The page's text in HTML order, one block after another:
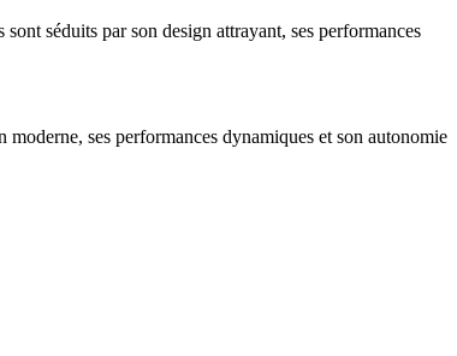
séduits par son design attrayant, ses performances
ses performances dynamiques et son autonomie